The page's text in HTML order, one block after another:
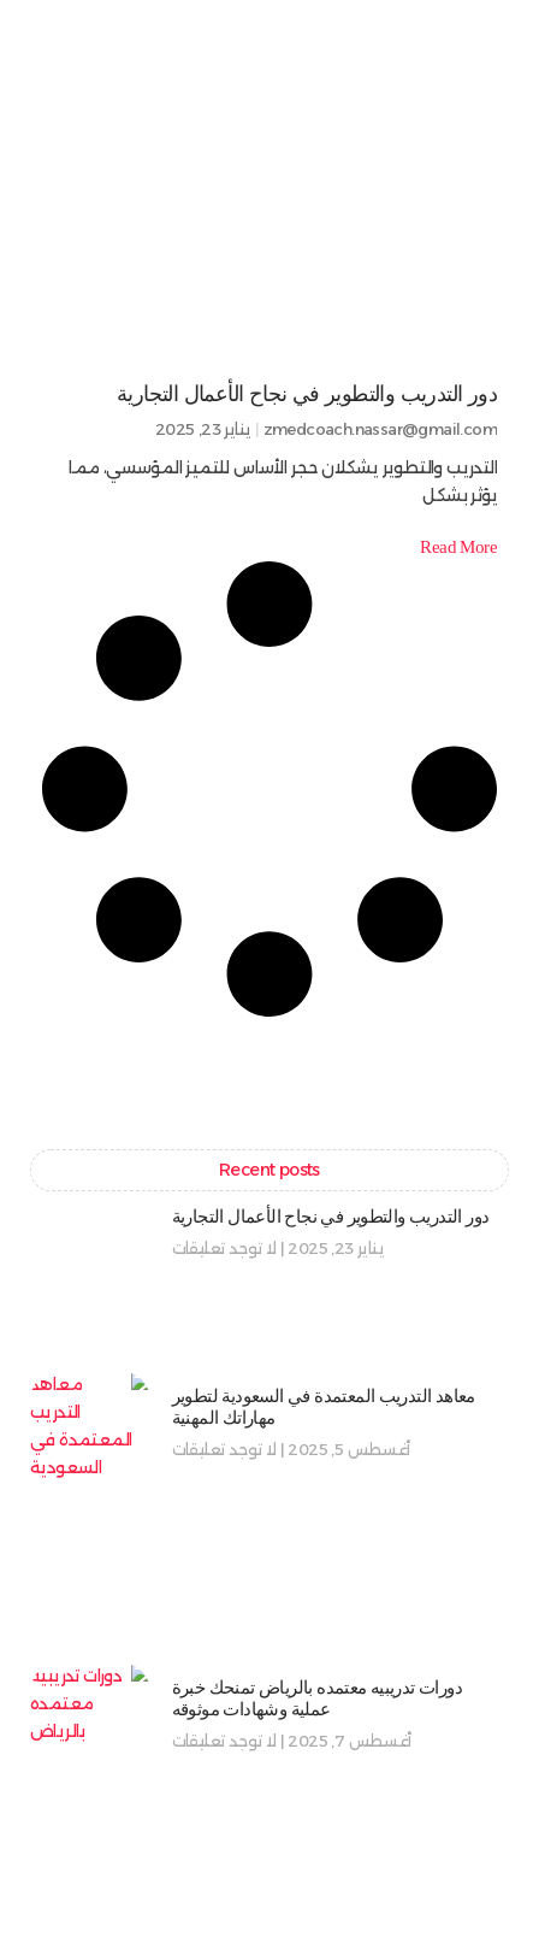
دور التدريب والتطوير في نجاح الأعمال التجارية
zmedcoach.nassar@gmail.com يناير 23, 2025
التدريب والتطوير يشكلان حجر الأساس للتميز المؤسسي، مما
يؤثر بشكل
Read More
Recent posts
دور التدريب والتطوير في نجاح الأعمال التجارية
يناير 23, 2025
لا توجد تعليقات
معاهد التدريب المعتمدة في السعودية لتطوير
مهاراتك المهنية
أغسطس 5, 2025
لا توجد تعليقات
دورات تدريبيه معتمده بالرياض تمنحك خبرة
عملية وشهادات موثوقه
أغسطس 7, 2025
لا توجد تعليقات